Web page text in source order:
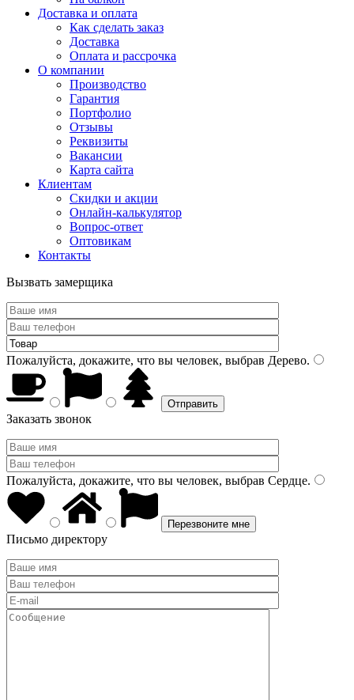
Доставка и оплата
Как сделать заказ
Доставка
Оплата и рассрочка
О компании
Производство
Гарантия
Портфолио
Отзывы
Реквизиты
Вакансии
Карта сайта
Клиентам
Скидки и акции
Онлайн-калькулятор
Вопрос-ответ
Оптовикам
Контакты
Вызвать замерщика
Пожалуйста, докажите, что вы человек, выбрав Дерево.
Заказать звонок
Пожалуйста, докажите, что вы человек, выбрав Сердце.
Письмо директору